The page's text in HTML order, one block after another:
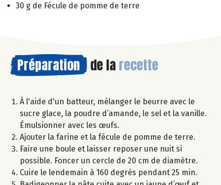
30 g de Fécule de pomme de terre
Préparation de la recette
À l'aide d'un batteur, mélanger le beurre avec le
sucre glace, la poudre d’amande, le sel et la vanille.
Émulsionner avec les œufs.
Ajouter la farine et la fécule de pomme de terre.
Faire une boule et laisser reposer une nuit si
possible. Foncer un cercle de 20 cm de diamètre.
Cuire le lendemain à 160 degrés pendant 25 min.